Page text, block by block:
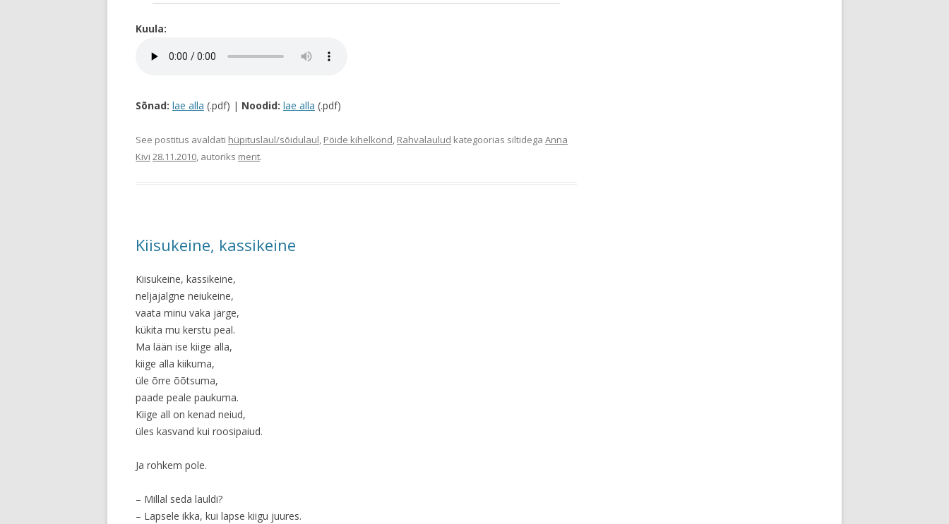
Kuula:
Sõnad: lae alla (.pdf) | Noodid: lae alla (.pdf)
See postitus avaldati hüpituslaul/sõidulaul, Pöide kihelkond, Rahvalaulud kategoorias siltidega Anna
Kivi 28.11.2010, autoriks merit.
Kiisukeine, kassikeine
Kiisukeine, kassikeine,
neljajalgne neiukeine,
vaata minu vaka järge,
kükita mu kerstu peal.
Ma lään ise kiige alla,
kiige alla kiikuma,
üle õrre õõtsuma,
paade peale paukuma.
Kiige all on kenad neiud,
üles kasvand kui roosipaiud.
Ja rohkem pole.
– Millal seda lauldi?
– Lapsele ikka, kui lapse kiigu juures.